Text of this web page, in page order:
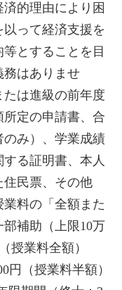
的理由により困
って経済支援を
とすることを目
務はありませ
は進級の前年度
定の申請書、合
み）、学業成績
る証明書、本人
民票、その他
業料の「全額また
補助（上限10万
授業料全額）
円（授業料半額）